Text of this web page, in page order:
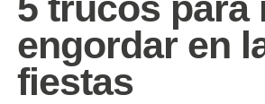
engordar en
fiestas